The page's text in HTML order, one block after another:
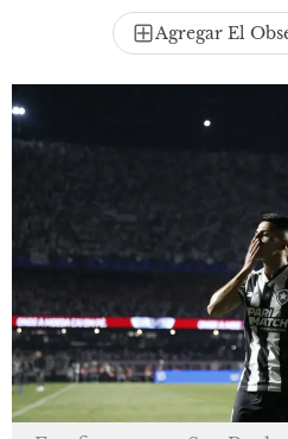
Agregar El